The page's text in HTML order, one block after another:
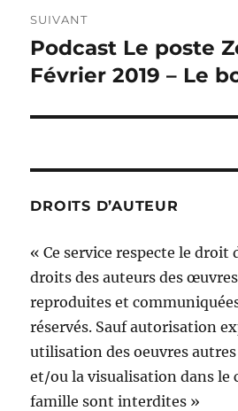
SUIVANT
Publication
suivante :
Podcast Le poste
Février 2019 – Le
DROITS D’AUTEUR
« Ce service respecte le droit
droits des auteurs des
reproduites et
réservés. Sauf autorisation
utilisation des oeuvres autres
et/ou la visualisation dans le
famille sont interdites »